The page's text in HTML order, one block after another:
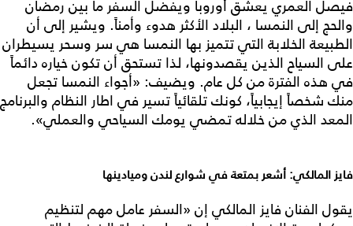
فيصل العمري يعشق أوروبا ويفضل السفر ما بين رمضان
والحج إلى النمسا ، البلاد الأكثر هدوء وأمناً. ويشير إلى أن
الطبيعة الخلابة التي تتميز بها النمسا هي سر وسحر يسيطران
على السياح الذين يقصدونها، لذا تستحق أن تكون خياره دائماً
في هذه الفترة من كل عام. ويضيف: «أجواء النمسا تجعل
منك شخصاً إيجابياً، كونك تلقائياً تسير في اطار النظام والبرنامج
المعد الذي من خلاله تمضي يومك السياحي والعملي».
فايز المالكي: أشعر بمتعة في شوارع لندن وميادينها
يقول الفنان فايز المالكي إن «السفر عامل مهم لتنظيم